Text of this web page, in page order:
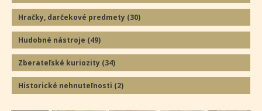
Hračky, darčekové predmety (30)
Hudobné nástroje (49)
Zberateľské kuriozity (34)
Historické nehnuteľnosti (2)